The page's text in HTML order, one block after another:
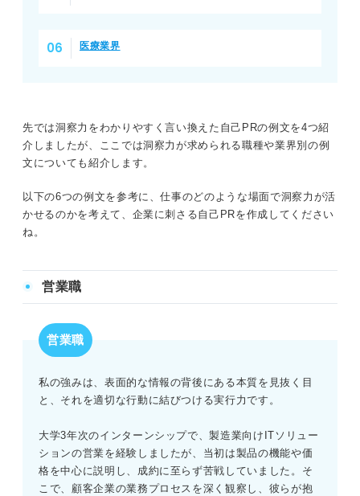
医療業界
先では洞察力をわかりやすく言い換えた自己PRの例文を4つ紹
介しましたが、ここでは洞察力が求められる職種や業界別の例
文についても紹介します。
以下の6つの例文を参考に、仕事のどのような場面で洞察力が活
かせるのかを考えて、企業に刺さる自己PRを作成してください
ね。
営業職
営業職
私の強みは、表面的な情報の背後にある本質を見抜く目
と、それを適切な行動に結びつける実行力です。
大学3年次のインターンシップで、製造業向けITソリュー
ションの営業を経験しましたが、当初は製品の機能や価
格を中心に説明し、成約に至らず苦戦していました。そ
こで、顧客企業の業務プロセスを深く観察し、彼らが抱